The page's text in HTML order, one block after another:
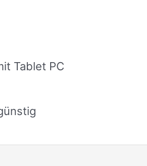
Tablet PC